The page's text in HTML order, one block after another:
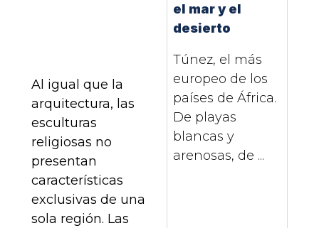
Al igual que la
arquitectura, las
esculturas
religiosas no
presentan
características
exclusivas de una
sola región. Las
el mar y el
desierto
Túnez, el más
europeo de los
países de África.
De playas
blancas y
arenosas, de ...